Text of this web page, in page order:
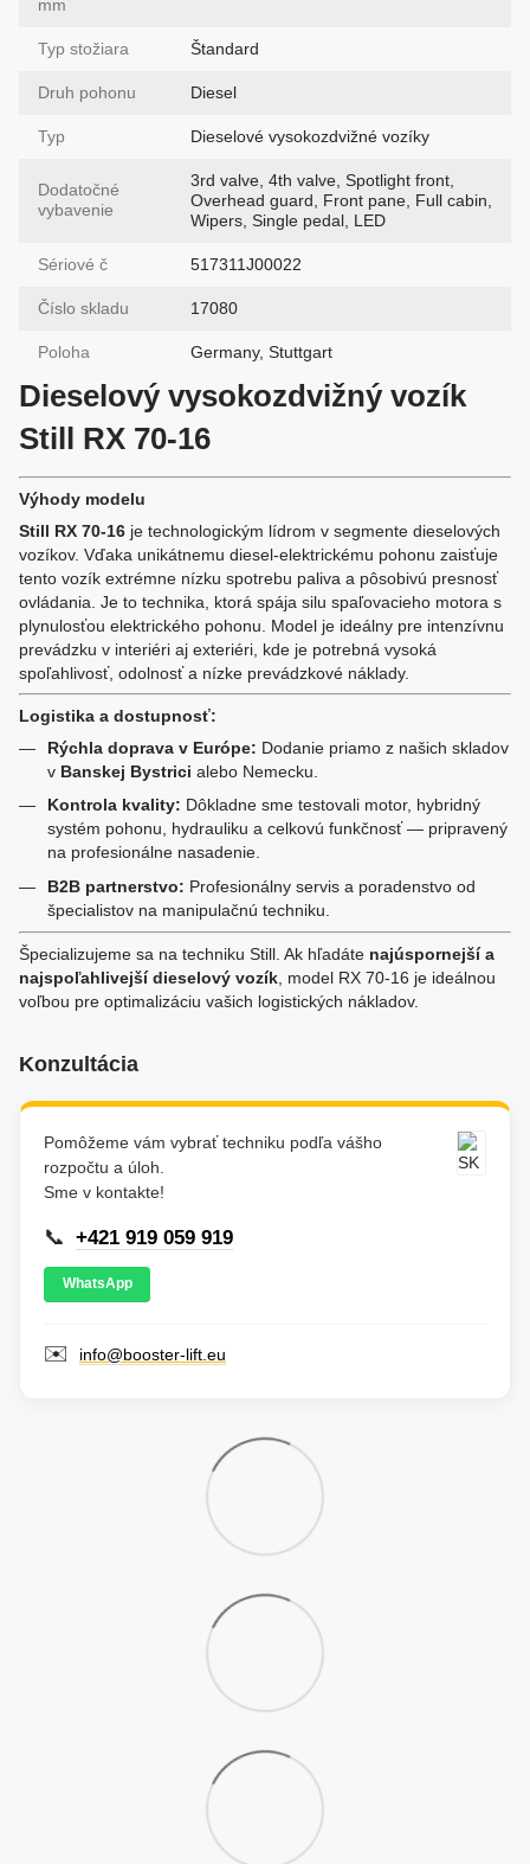
mm
Typ stožiara Štandard
Druh pohonu Diesel
Typ Dieselové vysokozdvižné vozíky
Dodatočné
vybavenie
3rd valve, 4th valve, Spotlight front,
Overhead guard, Front pane, Full cabin,
Wipers, Single pedal, LED
Sériové č 517311J00022
Číslo skladu 17080
Poloha Germany, Stuttgart
Dieselový vysokozdvižný vozík
Still RX 70-16
Výhody modelu
Still RX 70-16 je technologickým lídrom v segmente dieselových
vozíkov. Vďaka unikátnemu diesel-elektrickému pohonu zaisťuje
tento vozík extrémne nízku spotrebu paliva a pôsobivú presnosť
ovládania. Je to technika, ktorá spája silu spaľovacieho motora s
plynulosťou elektrického pohonu. Model je ideálny pre intenzívnu
prevádzku v interiéri aj exteriéri, kde je potrebná vysoká
spoľahlivosť, odolnosť a nízke prevádzkové náklady.
Logistika a dostupnosť:
Rýchla doprava v Európe: Dodanie priamo z našich skladov
v Banskej Bystrici alebo Nemecku.
Kontrola kvality: Dôkladne sme testovali motor, hybridný
systém pohonu, hydrauliku a celkovú funkčnosť — pripravený
na profesionálne nasadenie.
B2B partnerstvo: Profesionálny servis a poradenstvo od
špecialistov na manipulačnú techniku.
Špecializujeme sa na techniku Still. Ak hľadáte najúspornejší a
najspoľahlivejší dieselový vozík , model RX 70-16 je ideálnou
voľbou pre optimalizáciu vašich logistických nákladov.
Konzultácia
Pomôžeme vám vybrať techniku podľa vášho
rozpočtu a úloh.
Sme v kontakte!
📞 +421 919 059 919
WhatsApp
✉️ info@booster-lift.eu